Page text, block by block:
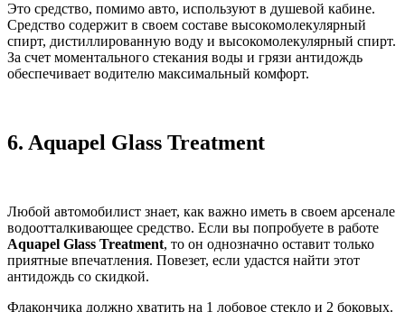
Это средство, помимо авто, используют в душевой кабине.
Средство содержит в своем составе высокомолекулярный
спирт, дистиллированную воду и высокомолекулярный спирт.
За счет моментального стекания воды и грязи антидождь
обеспечивает водителю максимальный комфорт.
6. Aquapel Glass Treatment
Любой автомобилист знает, как важно иметь в своем арсенале
водоотталкивающее средство. Если вы попробуете в работе
Aquapel Glass Treatment, то он однозначно оставит только
приятные впечатления. Повезет, если удастся найти этот
антидождь со скидкой.
Флакончика должно хватить на 1 лобовое стекло и 2 боковых.